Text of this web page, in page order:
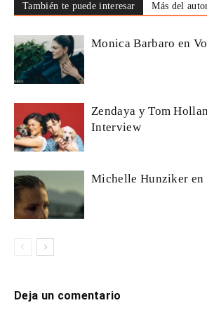
También te puede interesar Más del
Monica Barbaro en
Zendaya y Tom
Interview
Michelle Hunziker en
Deja un comentario